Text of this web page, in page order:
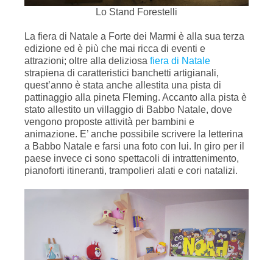
Lo Stand Forestelli
La fiera di Natale a Forte dei Marmi è alla sua terza
edizione ed è più che mai ricca di eventi e
attrazioni; oltre alla deliziosa fiera di Natale
strapiena di caratteristici banchetti artigianali,
quest’anno è stata anche allestita una pista di
pattinaggio alla pineta Fleming. Accanto alla pista è
stato allestito un villaggio di Babbo Natale, dove
vengono proposte attività per bambini e
animazione. E’ anche possibile scrivere la letterina
a Babbo Natale e farsi una foto con lui. In giro per il
paese invece ci sono spettacoli di intrattenimento,
pianoforti itineranti, trampolieri alati e cori natalizi.